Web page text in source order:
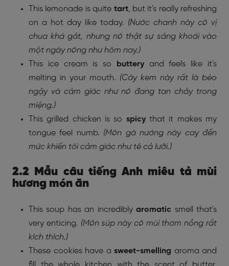
This lemonade is quite tart, but it's really refreshing
on a hot day like today. (Nước chanh này có vị
chua khá gắt, nhưng nó thật sự sảng khoái vào
một ngày nóng như hôm nay.)
This ice cream is so
buttery and feels like it's
melting in your mouth. (Cây kem này rất là béo
ngậy và cảm giác như nó đang tan chảy trong
miệng.)
This grilled chicken is so spicythat it makes my
tongue feel numb. (Món gà nướng này cay đến
mức khiến tôi cảm giác như tê cả lưỡi.)
2.2 Mẫu câu tiếng Anh miêu tả mùi
hương món ăn
This soup has an incrediblyaromatic smell that's
very enticing. (Món súp này có mùi thơm nồng rất
kích thích.)
These cookies have a sweet-smelling aroma and